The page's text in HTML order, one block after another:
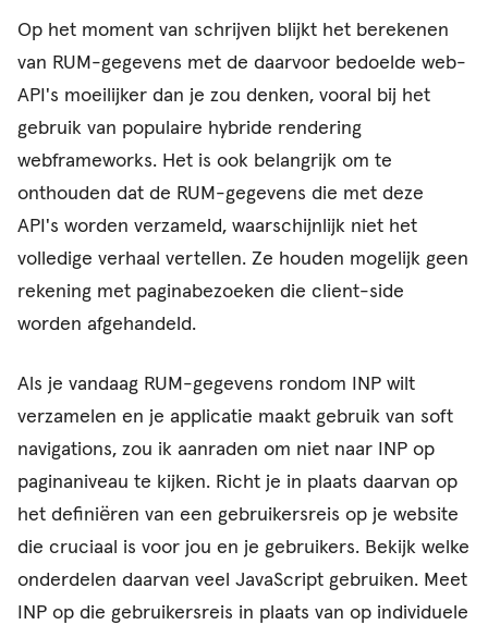
Op het moment van schrijven blijkt het berekenen
van RUM-gegevens met de daarvoor bedoelde web-
API's moeilijker dan je zou denken, vooral bij het
gebruik van populaire hybride rendering
webframeworks. Het is ook belangrijk om te
onthouden dat de RUM-gegevens die met deze
API's worden verzameld, waarschijnlijk niet het
volledige verhaal vertellen. Ze houden mogelijk geen
rekening met paginabezoeken die client-side
worden afgehandeld.
Als je vandaag RUM-gegevens rondom INP wilt
verzamelen en je applicatie maakt gebruik van soft
navigations, zou ik aanraden om niet naar INP op
paginaniveau te kijken. Richt je in plaats daarvan op
het definiëren van een gebruikersreis op je website
die cruciaal is voor jou en je gebruikers. Bekijk welke
onderdelen daarvan veel JavaScript gebruiken. Meet
INP op die gebruikersreis in plaats van op individuele